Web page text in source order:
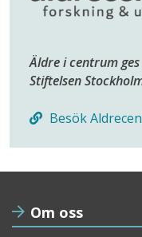
Äldre i centrum
Stiftelsen
Besök
Om oss